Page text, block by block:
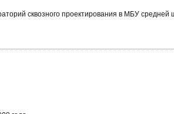
сквозного проектирования в МБУ средней